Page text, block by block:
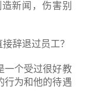
新闻，伤害别
辞退过员工？
一个受过很好教
行为和他的待遇